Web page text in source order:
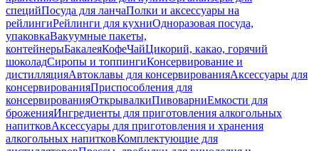
специйПосуда для ланчаПолки и аксессуары на
рейлингиРейлинги для кухниОдноразовая посуда,
упаковкаВакуумные пакеты,
контейнерыБакалеяКофеЧайЦикорий, какао, горячий
шоколадСиропы и топпингиКонсервирование и
дистилляцияАвтоклавы для консервированияАксессуары для
консервированияПриспособления для
консервированияОткрывалкиПивоварниЕмкости для
броженияИнгредиенты для приготовления алкогольных
напитковАксессуары для приготовления и хранения
алкогольных напитковКомплектующие для